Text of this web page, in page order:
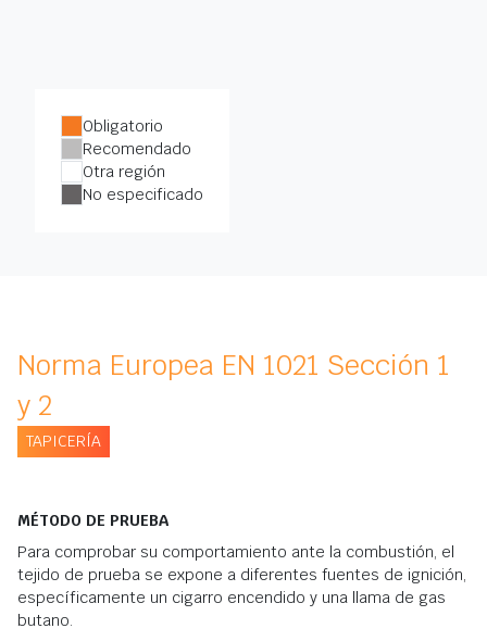
Obligatorio
Recomendado
Otra región
No especificado
Norma Europea EN 1021 Sección 1
y 2
TAPICERÍA
MÉTODO DE PRUEBA
Para comprobar su comportamiento ante la combustión, el
tejido de prueba se expone a diferentes fuentes de ignición,
específicamente un cigarro encendido y una llama de gas
butano.